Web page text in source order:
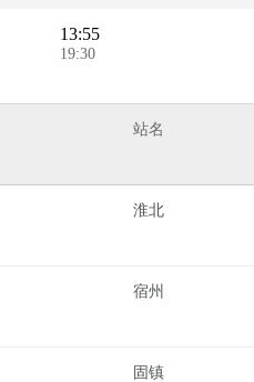
13:55
19:30
站名
淮北
宿州
固镇